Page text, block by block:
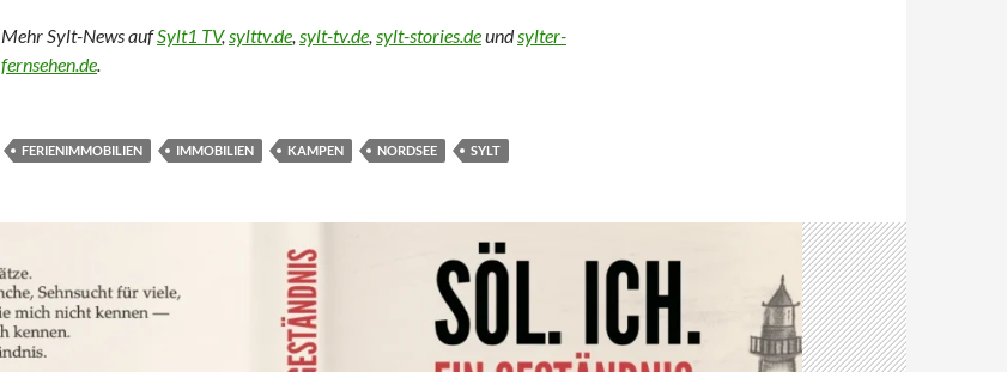
Mehr Sylt-News aufSylt1 TV,sylttv.de, sylt-tv.de, sylt-stories.deundsylter-
fernsehen.de.
FERIENIMMOBILIEN IMMOBILIEN KAMPEN NORDSEE SYLT